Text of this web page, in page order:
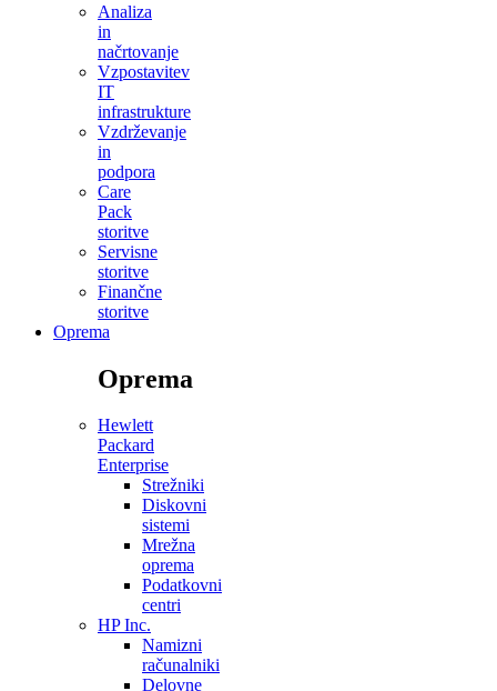
Analiza
in
načrtovanje
Vzpostavitev
IT
infrastrukture
Vzdrževanje
in
podpora
Care
Pack
storitve
Servisne
storitve
Finančne
storitve
Oprema
Oprema
Hewlett
Packard
Enterprise
Strežniki
Diskovni
sistemi
Mrežna
oprema
Podatkovni
centri
HP Inc.
Namizni
računalniki
Delovne